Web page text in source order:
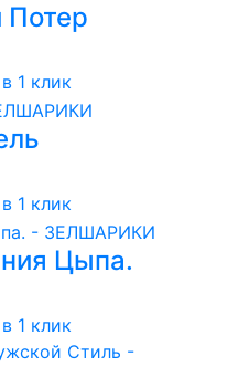
1 клик
1 клик
Цыпа.
1 клик